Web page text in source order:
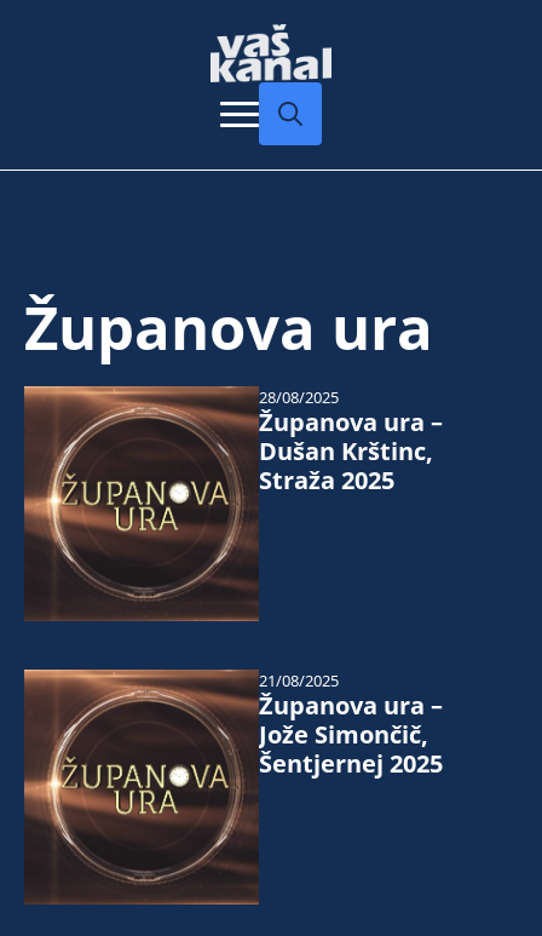
Županova ura
Županova ura –
Dušan Krštinc,
Straža 2025
28/08/2025
Županova ura –
Jože Simončič,
Šentjernej 2025
21/08/2025